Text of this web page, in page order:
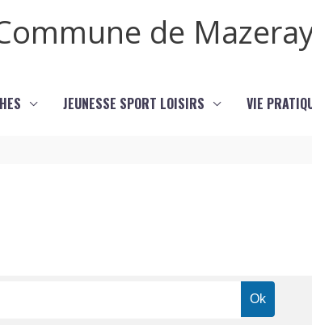
de
JEUNESSE SPORT LOISIRS VIE